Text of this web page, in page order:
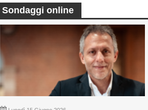
Sondaggi online